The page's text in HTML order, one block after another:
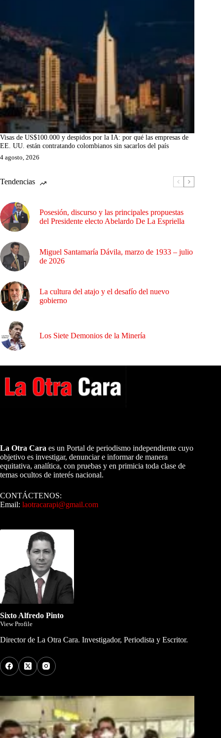
Visas de US$100.000 y despidos por la IA: por qué las empresas de
EE. UU. están contratando colombianos sin sacarlos del país
4 agosto, 2026
Tendencias
Posesión, discurso y las principales propuestas
del Presidente electo Abelardo De La Espriella
Miguel Santamaría Dávila, marzo de 1933 – julio
de 2026
La cultura del atajo y el desafío del nuevo
gobierno
Los Siete Demonios de la Minería
La Otra Cara es un Portal de periodismo independiente cuyo
objetivo es investigar, denunciar e informar de manera
equitativa, analítica, con pruebas y en primicia toda clase de
temas ocultos de interés nacional.
CONTÁCTENOS:
Email: laotracarapi@gmail.com
Sixto Alfredo Pinto
View Profile
Director de La Otra Cara. Investigador, Periodista y Escritor.